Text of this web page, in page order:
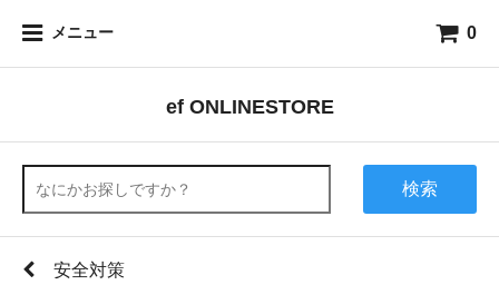
メニュー 0
ef ONLINESTORE
検索
安全対策